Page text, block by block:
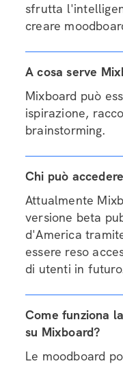
sfrutta
creare
A cosa serve
Mixboard può
ispirazione,
brainstorming.
Chi può
Attualmente
versione beta
d'America
essere reso
di utenti in
Come funziona
su Mixboard?
Le moodboard